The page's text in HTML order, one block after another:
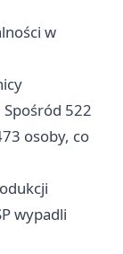
w
522
osoby, co
wypadli